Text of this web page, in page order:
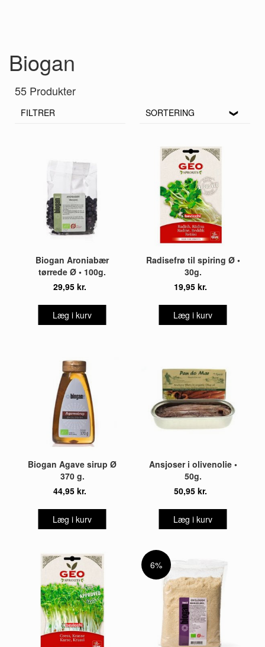
Biogan
55 Produkter
FILTRER SORTERING
Biogan Aroniabær
tørrede Ø • 100g.
29,95 kr.
Læg i kurv
Radisefrø til spiring Ø •
30g.
19,95 kr.
Læg i kurv
Biogan Agave sirup Ø
370 g.
44,95 kr.
Læg i kurv
Ansjoser i olivenolie •
50g.
50,95 kr.
Læg i kurv
6%